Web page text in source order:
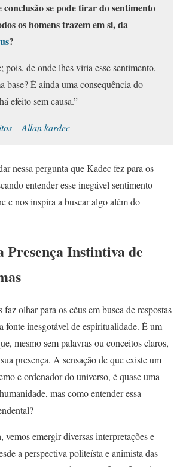
conclusão se pode tirar do sentimento
os homens trazem em si, da
?
pois, de onde lhes viria esse sentimento,
base? É ainda uma consequência do
efeito sem causa.”
–Allan kardec
nessa pergunta que Kadec fez para os
entender esse inegável sentimento
e nos inspira a buscar algo além do
Presença Instintiva de
olhar para os céus em busca de respostas
fonte inesgotável de espiritualidade. É um
mesmo sem palavras ou conceitos claros,
presença. A sensação de que existe um
e ordenador do universo, é quase uma
mas como entender essa
emergir diversas interpretações e
a perspectiva politeísta e animista das